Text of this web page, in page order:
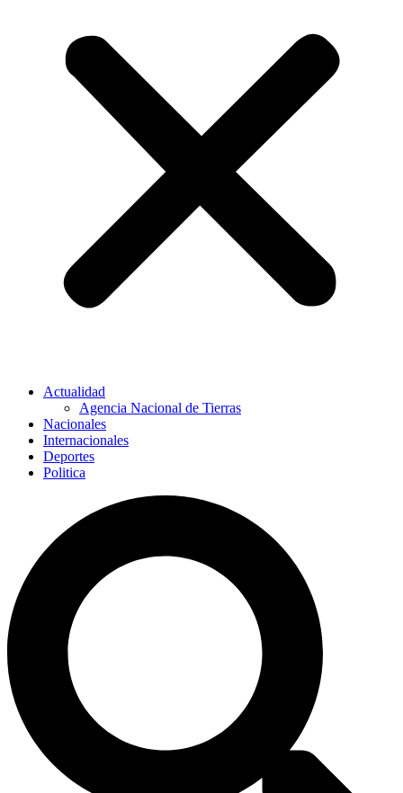
Actualidad
Agencia Nacional de Tierras
Nacionales
Internacionales
Deportes
Politica